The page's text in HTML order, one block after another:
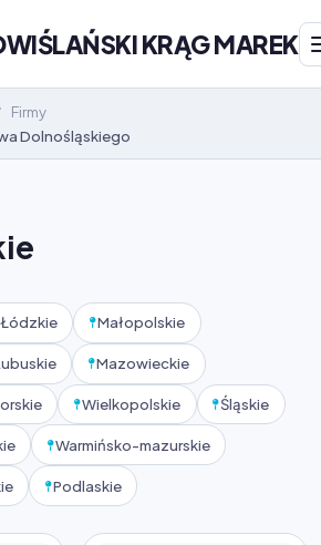
KRĄG MAREK
Firmy
Dolnośląskiego
Łódzkie Małopolskie
Mazowieckie
Wielkopolskie Śląskie
Warmińsko-mazurskie
Podlaskie